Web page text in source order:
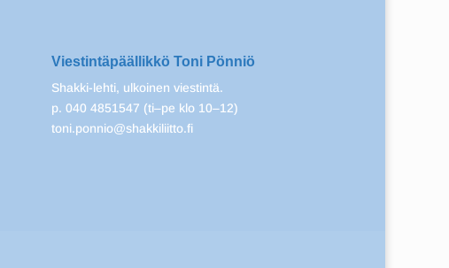
Viestintäpäällikkö Toni Pönniö
Shakki-lehti, ulkoinen viestintä.
p. 040 4851547 (ti–pe klo 10–12)
toni.ponnio@shakkiliitto.fi